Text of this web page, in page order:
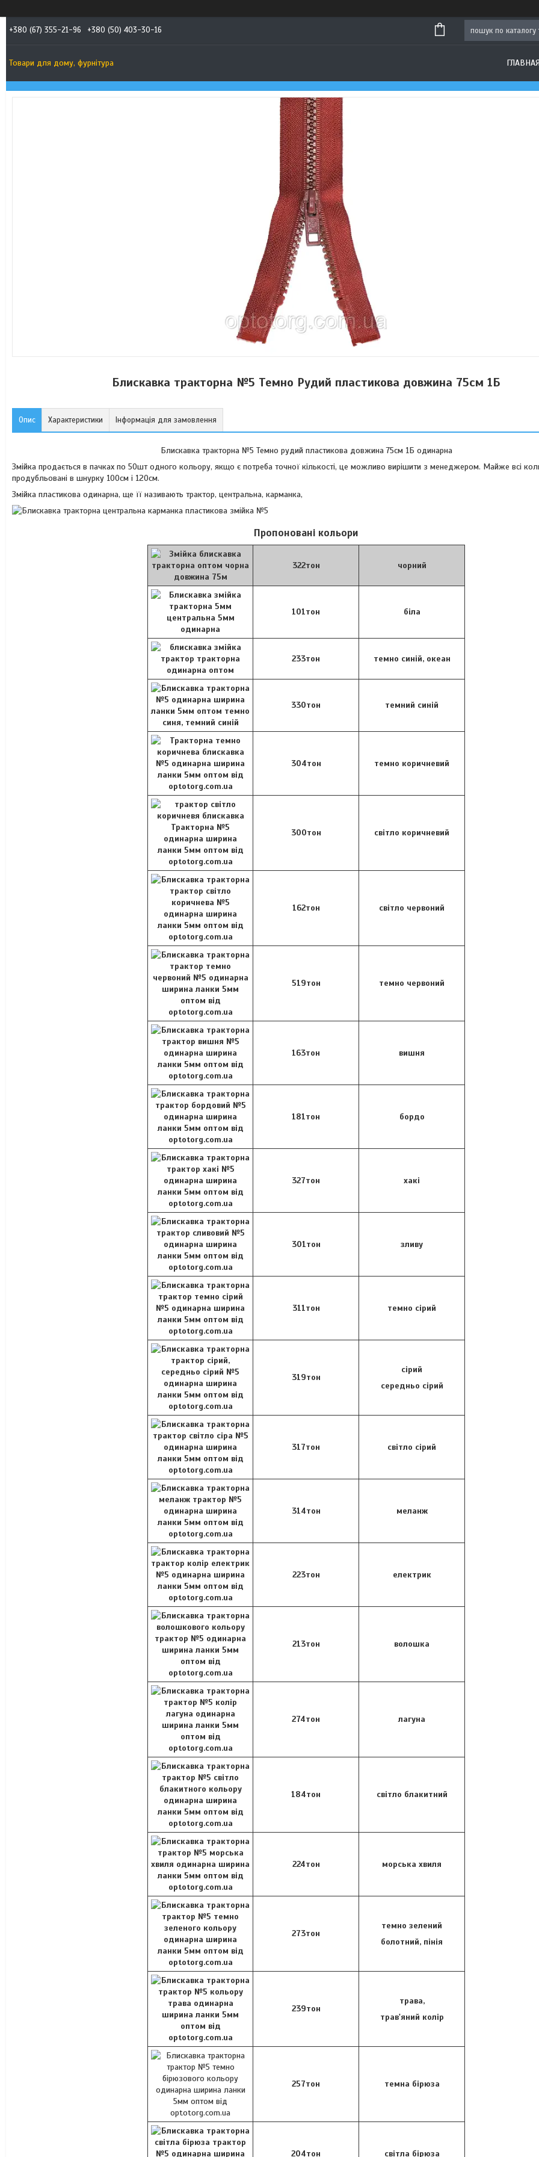
+380 (67) 355-21-96 +380 (50) 403-30-16
Товари для дому, фурнітура ГЛАВНАЯ
Блискавка тракторна №5 Темно Рудий пластикова довжина 75см 1Б
Опис Характеристики Інформація для замовлення
Блискавка тракторна №5 Темно рудий пластикова довжина 75см 1Б одинарна
Змійка продається в пачках по 50шт одного кольору, якщо є потреба точної кількості, це можливо вирішити з менеджером. Майже всі
продубльовані в шнурку 100см і 120см.
Змійка пластикова одинарна, ще її називають трактор, центральна, карманка,
Пропоновані кольори
322тон чорний
101тон біла
233тон темно синій, океан
330тон темний синій
304тон темно коричневий
300тон світло коричневий
162тон світло червоний
519тон темно червоний
163тон вишня
181тон бордо
327тон хакі
301тон зливу
311тон темно сірий
319тон
сірий
середньо сірий
317тон світло сірий
314тон меланж
223тон електрик
213тон волошка
274тон лагуна
184тон світло блакитний
224тон морська хвиля
273тон
темно зелений
болотний, пінія
239тон
трава,
трав'яний колір
257тон темна бірюза
204тон світла бірюза